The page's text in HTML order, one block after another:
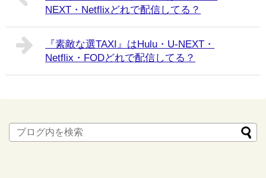
NEXT・Netflixどれで配信してる？
『素敵な選TAXI』はHulu・U-NEXT・
Netflix・FODどれで配信してる？